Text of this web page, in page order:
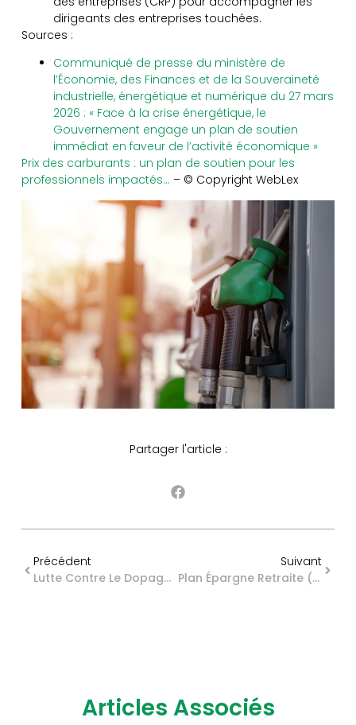
dirigeants des entreprises touchées.
Sources :
Communiqué de presse du ministère de
l’Économie, des Finances et de la Souveraineté
industrielle, énergétique et numérique du 27 mars
2026 : « Face à la crise énergétique, le
Gouvernement engage un plan de soutien
immédiat en faveur de l’activité économique »
Prix des carburants : un plan de soutien pour les
professionnels impactés… – © Copyright WebLex
Partager l'article :
Précédent
Lutte Contre Le Dopage : Quelles Interdictions ?
Suivant
Plan Épargne Retraite (PER) : Du Nouveau ?
Articles Associés